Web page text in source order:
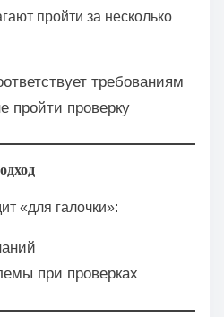
пройти за несколько
требованиям
пройти проверку
«для галочки»:
при проверках